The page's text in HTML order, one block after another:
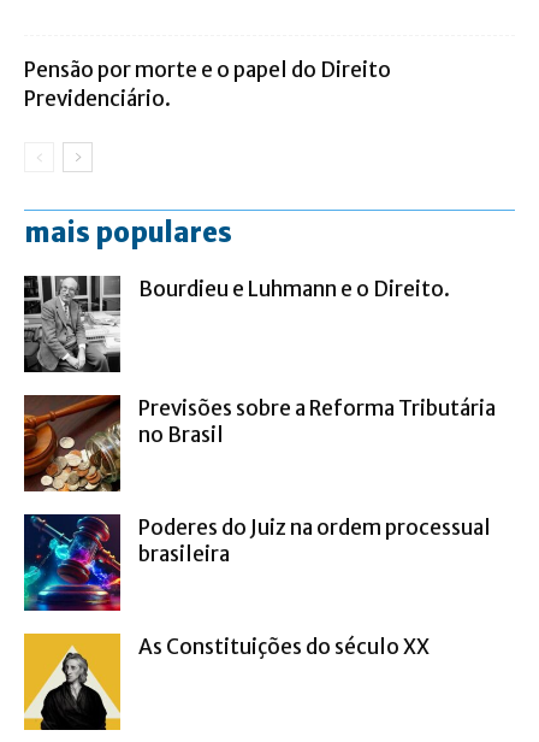
Pensão por morte e o papel do Direito
Previdenciário.
mais populares
Bourdieu e Luhmann e o Direito.
Previsões sobre a Reforma Tributária
no Brasil
Poderes do Juiz na ordem processual
brasileira
As Constituições do século XX